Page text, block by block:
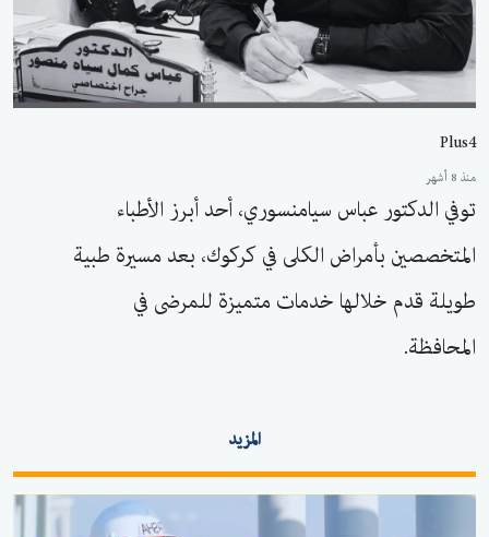
Plus4
منذ 8 أشهر
توفي الدكتور عباس سيامنسوري، أحد أبرز الأطباء
المتخصصين بأمراض الكلى في كركوك، بعد مسيرة طبية
طويلة قدم خلالها خدمات متميزة للمرضى في
المحافظة.
المزيد